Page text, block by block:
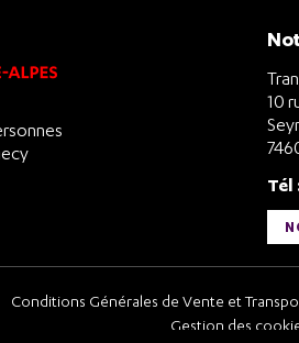
10
Tél
Conditions Générales de Vente et
Gestion des